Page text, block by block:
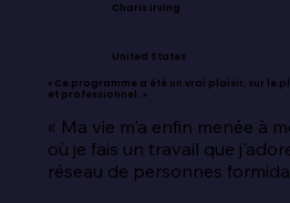
Charis Irving
United States
« Ce programme a été un vrai plaisir, sur le
et professionnel. »
« Ma vie m'a enfin menée à
où je fais un travail que
réseau de personnes